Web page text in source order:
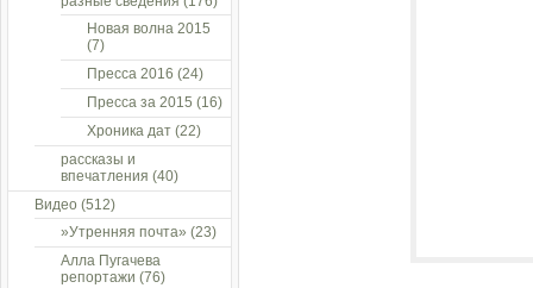
Новая волна 2015
(7)
Пресса 2016 (24)
Пресса за 2015 (16)
Хроника дат (22)
рассказы и
впечатления (40)
Видео (512)
»Утренняя почта» (23)
Алла Пугачева
репортажи (76)